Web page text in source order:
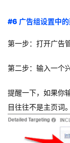
#6 广告组设置中
第一步：打开广告
第二步：输入一个
提醒一下，如果你
目往往不是主页词。